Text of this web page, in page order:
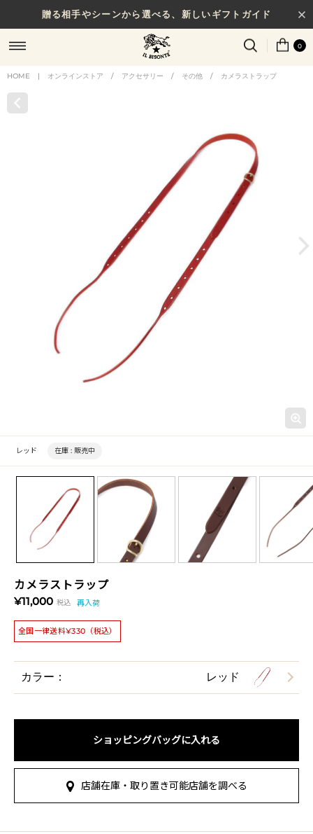
贈る相手やシーンから選べる、新しいギフトガイド
0
HOME | オンラインストア / アクセサリー / その他 / カメラストラップ
カメラストラップ
¥11,000 税込 再入荷
全国一律送料¥330（税込）
レッド 在庫 : 販売中
カラー： レッド
ショッピングバッグに入れる
店舗在庫・取り置き可能店舗を調べる